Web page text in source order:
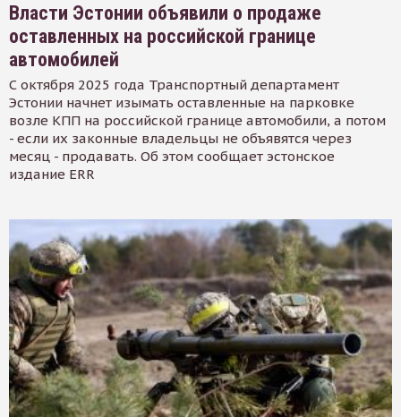
Власти Эстонии объявили о продаже
оставленных на российской границе
автомобилей
С октября 2025 года Транспортный департамент
Эстонии начнет изымать оставленные на парковке
возле КПП на российской границе автомобили, а потом
- если их законные владельцы не объявятся через
месяц - продавать. Об этом сообщает эстонское
издание ERR